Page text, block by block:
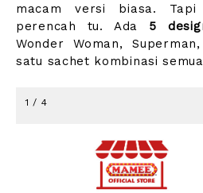
macam versi biasa.
perencah tu. Ada 5
Wonder Woman,
satu sachet kombinasi
1 / 4